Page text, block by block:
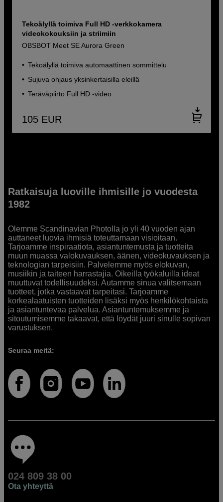
Tekoälyllä toimiva Full HD -verkkokamera
videokokouksiin ja striimiin
OBSBOT Meet SE Aurora Green
Tekoälyllä toimiva automaattinen sommittelu
Sujuva ohjaus yksinkertaisilla eleillä
Teräväpiirto Full HD -video
105 EUR
Ratkaisuja luoville ihmisille jo vuodesta
1982
Olemme Scandinavian Photolla jo yli 40 vuoden ajan
auttaneet luovia ihmisiä toteuttamaan visioitaan.
Tarjoamme inspiraatiota, asiantuntemusta ja tuotteita
muun muassa valokuvauksen, äänen, videokuvauksen ja
teknologian tarpeisiin. Palvelemme myös elokuvan,
musiikin ja taiteen harrastajia. Oikeilla työkaluilla ideat
muuttuvat todellisuudeksi. Autamme sinua valitsemaan
tuotteet, jotka vastaavat tarpeitasi. Tarjoamme
korkealaatuisten tuotteiden lisäksi myös henkilökohtaista
ja asiantuntevaa palvelua. Asiantuntemuksemme ja
sitoutumisemme takaavat, että löydät juuri sinulle sopivan
varustuksen.
Seuraa meitä:
024 809 38 00
Ota yhteyttä